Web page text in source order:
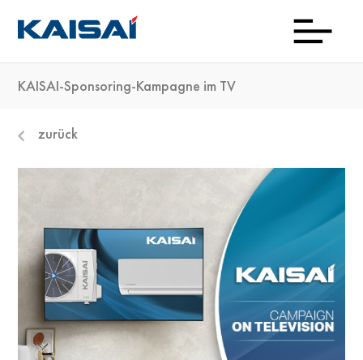
KAISAI-Sponsoring-Kampagne im TV
zurück